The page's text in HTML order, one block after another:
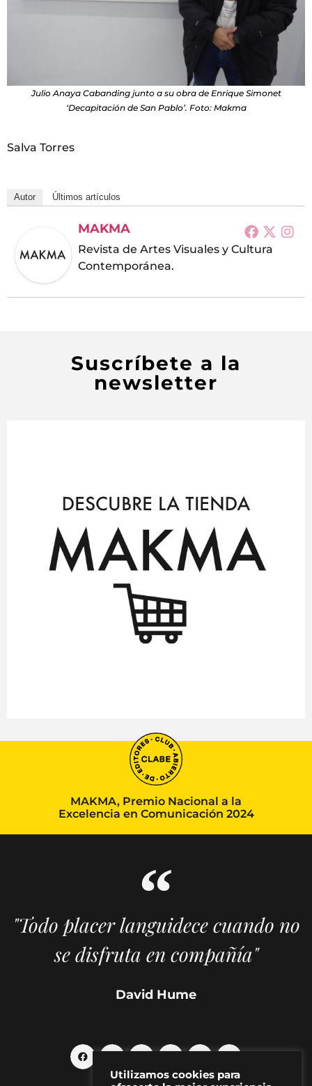
Julio Anaya Cabanding junto a su obra de Enrique Simonet
‘Decapitación de San Pablo’. Foto: Makma
Salva Torres
Autor Últimos artículos
MAKMA
Revista de Artes Visuales y Cultura
Contemporánea.
Suscríbete a la
newsletter
MAKMA, Premio Nacional a la
Excelencia en Comunicación 2024
"Todo placer languidece cuando no
se disfruta en compañía"
David Hume
Utilizamos cookies para